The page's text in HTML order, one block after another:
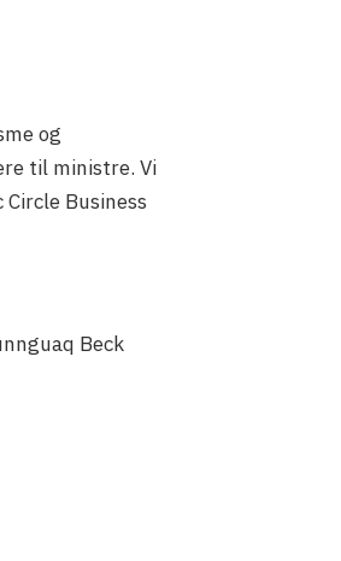
og
til ministre. Vi
Business
Beck